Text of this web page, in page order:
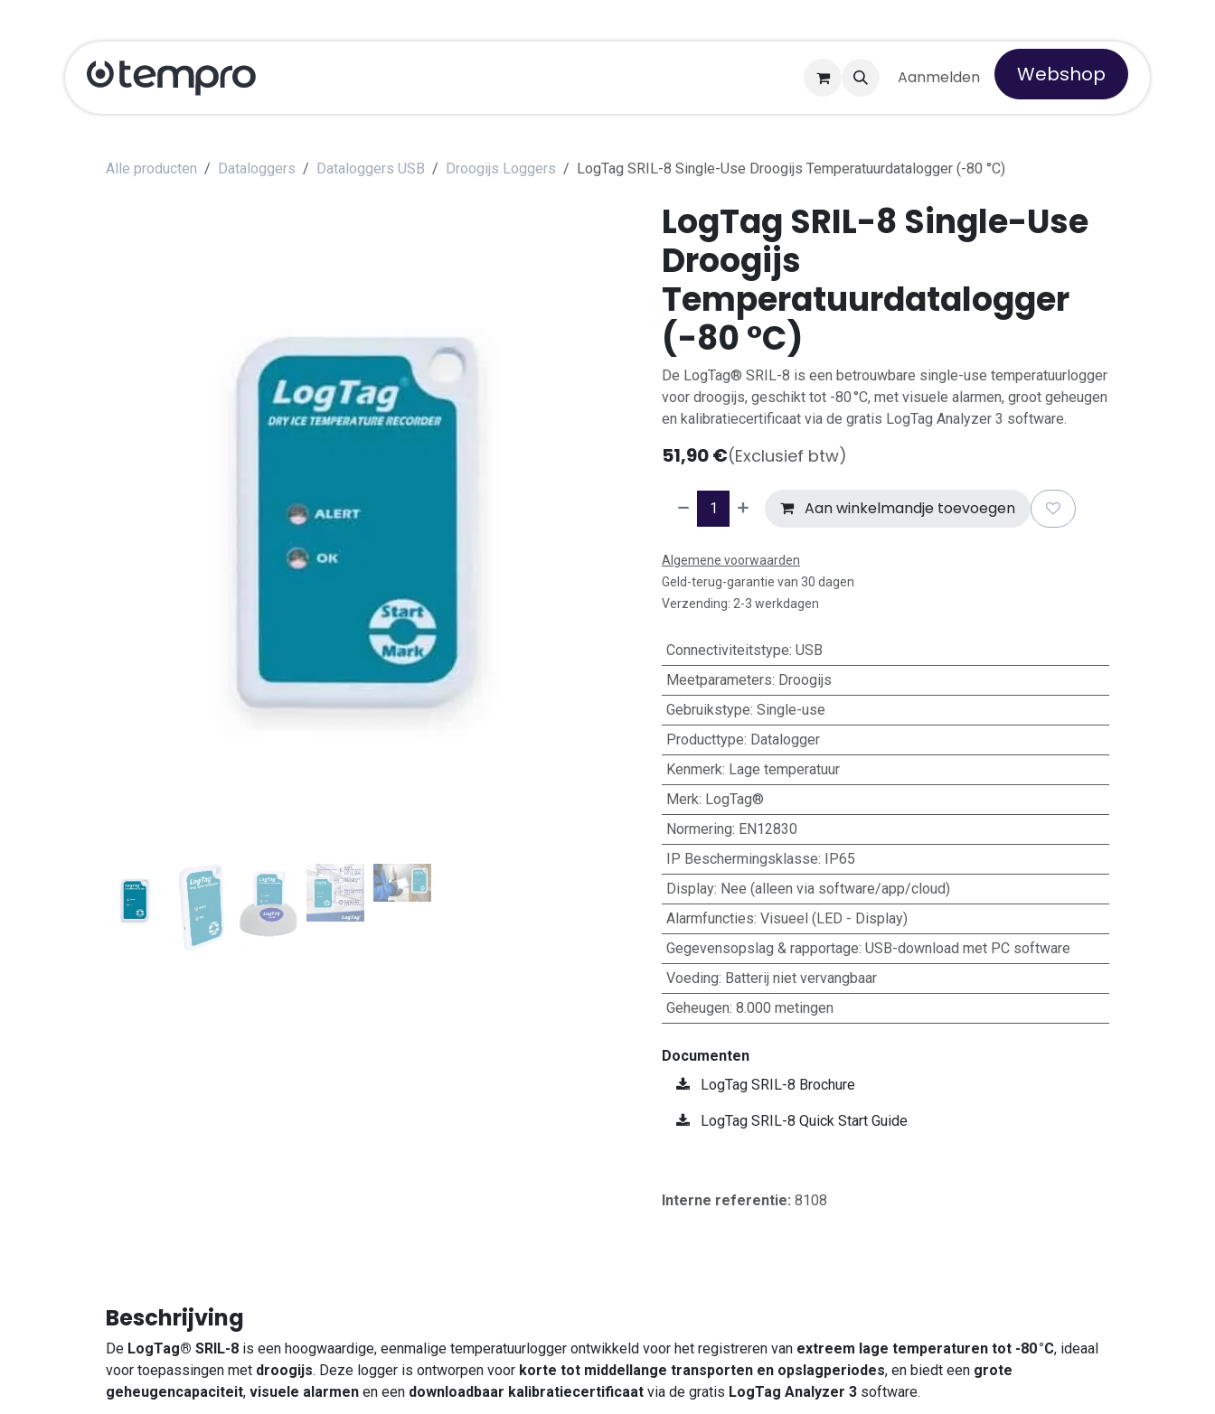
Overslaan naar inhoud
Over Tempro Aanmelden Webshop
Alle producten Dataloggers Dataloggers USB Droogijs Loggers LogTag SRIL-8 Single-Use Droogijs Temperatuurdatalogger (-80 °C)
LogTag SRIL-8 Single-Use
Droogijs
Temperatuurdatalogger
(-80 °C)
De LogTag® SRIL-8 is een betrouwbare single-use temperatuurlogger
voor droogijs, geschikt tot -80 °C, met visuele alarmen, groot geheugen
en kalibratiecertificaat via de gratis LogTag Analyzer 3 software.
51,90€(Exclusief btw)
Aan winkelmandje toevoegen
Algemene voorwaarden
Geld-terug-garantie van 30 dagen
Verzending: 2-3 werkdagen
Connectiviteitstype: USB
Meetparameters: Droogijs
Gebruikstype: Single-use
Producttype: Datalogger
Kenmerk: Lage temperatuur
Merk: LogTag®
Normering: EN12830
IP Beschermingsklasse: IP65
Display: Nee (alleen via software/app/cloud)
Alarmfuncties: Visueel (LED - Display)
Gegevensopslag & rapportage: USB-download met PC software
Voeding: Batterij niet vervangbaar
Geheugen: 8.000 metingen
Documenten
LogTag SRIL-8 Brochure
LogTag SRIL-8 Quick Start Guide
Interne referentie: 8108
Beschrijving
De LogTag® SRIL-8 is een hoogwaardige, eenmalige temperatuurlogger ontwikkeld voor het registreren van extreem lage temperaturen tot -80 °C, ideaal
voor toepassingen met droogijs. Deze logger is ontworpen voor korte tot middellange transporten en opslagperiodes, en biedt een grote
geheugencapaciteit, visuele alarmen en een downloadbaar kalibratiecertificaat via de gratis LogTag Analyzer 3 software.